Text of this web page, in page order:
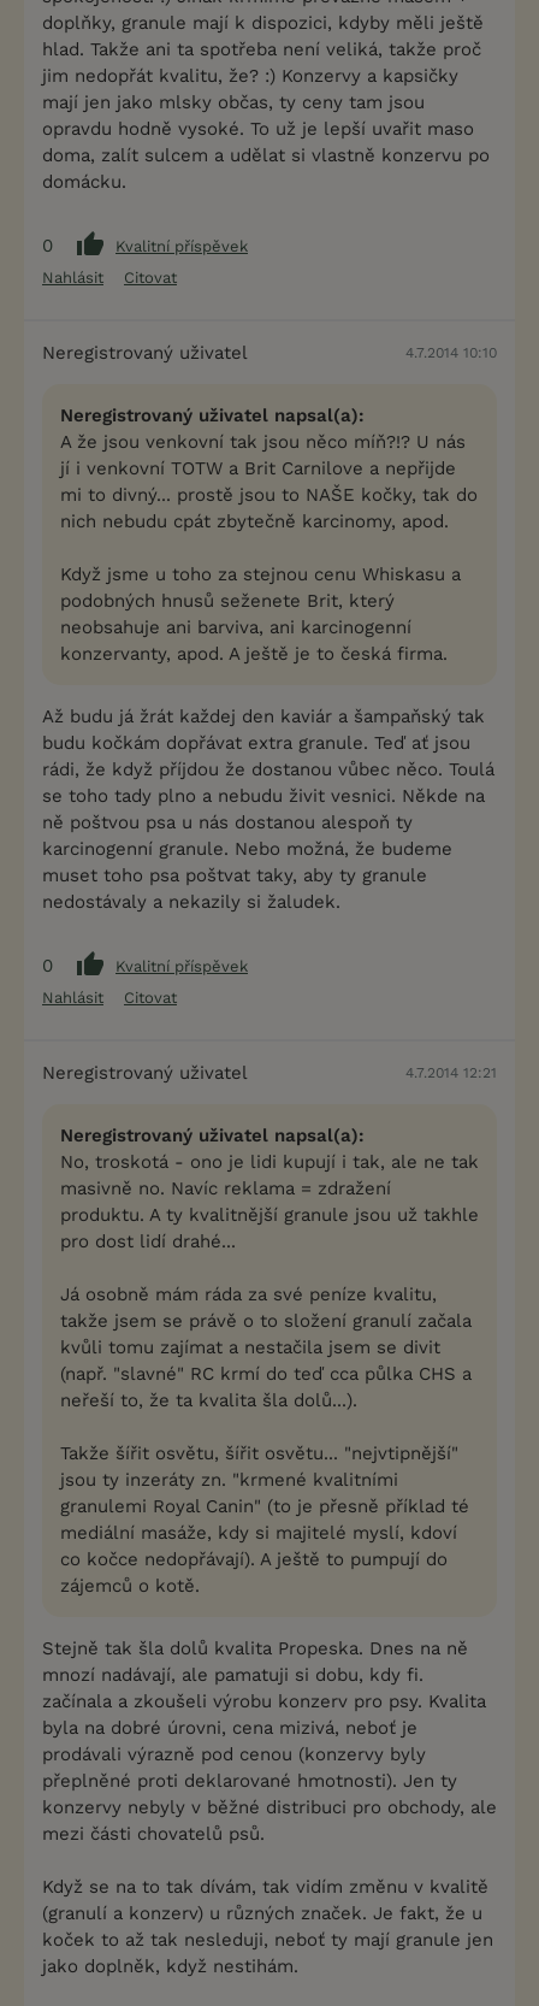
doplňky, granule mají k dispozici, kdyby měli ještě
hlad. Takže ani ta spotřeba není veliká, takže proč
jim nedopřát kvalitu, že? :) Konzervy a kapsičky
mají jen jako mlsky občas, ty ceny tam jsou
opravdu hodně vysoké. To už je lepší uvařit maso
doma, zalít sulcem a udělat si vlastně konzervu po
domácku.
0
Kvalitní příspěvek
Nahlásit
Citovat
Neregistrovaný uživatel 4.7.2014 10:10
Neregistrovaný uživatel napsal(a):
A že jsou venkovní tak jsou něco míň?!? U nás
jí i venkovní TOTW a Brit Carnilove a nepřijde
mi to divný... prostě jsou to NAŠE kočky, tak do
nich nebudu cpát zbytečně karcinomy, apod.
Když jsme u toho za stejnou cenu Whiskasu a
podobných hnusů seženete Brit, který
neobsahuje ani barviva, ani karcinogenní
konzervanty, apod. A ještě je to česká firma.
Až budu já žrát každej den kaviár a šampaňský tak
budu kočkám dopřávat extra granule. Teď ať jsou
rádi, že když příjdou že dostanou vůbec něco. Toulá
se toho tady plno a nebudu živit vesnici. Někde na
ně poštvou psa u nás dostanou alespoň ty
karcinogenní granule. Nebo možná, že budeme
muset toho psa poštvat taky, aby ty granule
nedostávaly a nekazily si žaludek.
0
Kvalitní příspěvek
Nahlásit
Citovat
Neregistrovaný uživatel 4.7.2014 12:21
Neregistrovaný uživatel napsal(a):
No, troskotá - ono je lidi kupují i tak, ale ne tak
masivně no. Navíc reklama = zdražení
produktu. A ty kvalitnější granule jsou už takhle
pro dost lidí drahé...
Já osobně mám ráda za své peníze kvalitu,
takže jsem se právě o to složení granulí začala
kvůli tomu zajímat a nestačila jsem se divit
(např. "slavné" RC krmí do teď cca půlka CHS a
neřeší to, že ta kvalita šla dolů...).
Takže šířit osvětu, šířit osvětu... "nejvtipnější"
jsou ty inzeráty zn. "krmené kvalitními
granulemi Royal Canin" (to je přesně příklad té
mediální masáže, kdy si majitelé myslí, kdoví
co kočce nedopřávají). A ještě to pumpují do
zájemců o kotě.
Stejně tak šla dolů kvalita Propeska. Dnes na ně
mnozí nadávají, ale pamatuji si dobu, kdy fi.
začínala a zkoušeli výrobu konzerv pro psy. Kvalita
byla na dobré úrovni, cena mizivá, neboť je
prodávali výrazně pod cenou (konzervy byly
přeplněné proti deklarované hmotnosti). Jen ty
konzervy nebyly v běžné distribuci pro obchody, ale
mezi části chovatelů psů.
Když se na to tak dívám, tak vidím změnu v kvalitě
(granulí a konzerv) u různých značek. Je fakt, že u
koček to až tak nesleduji, neboť ty mají granule jen
jako doplněk, když nestihám.